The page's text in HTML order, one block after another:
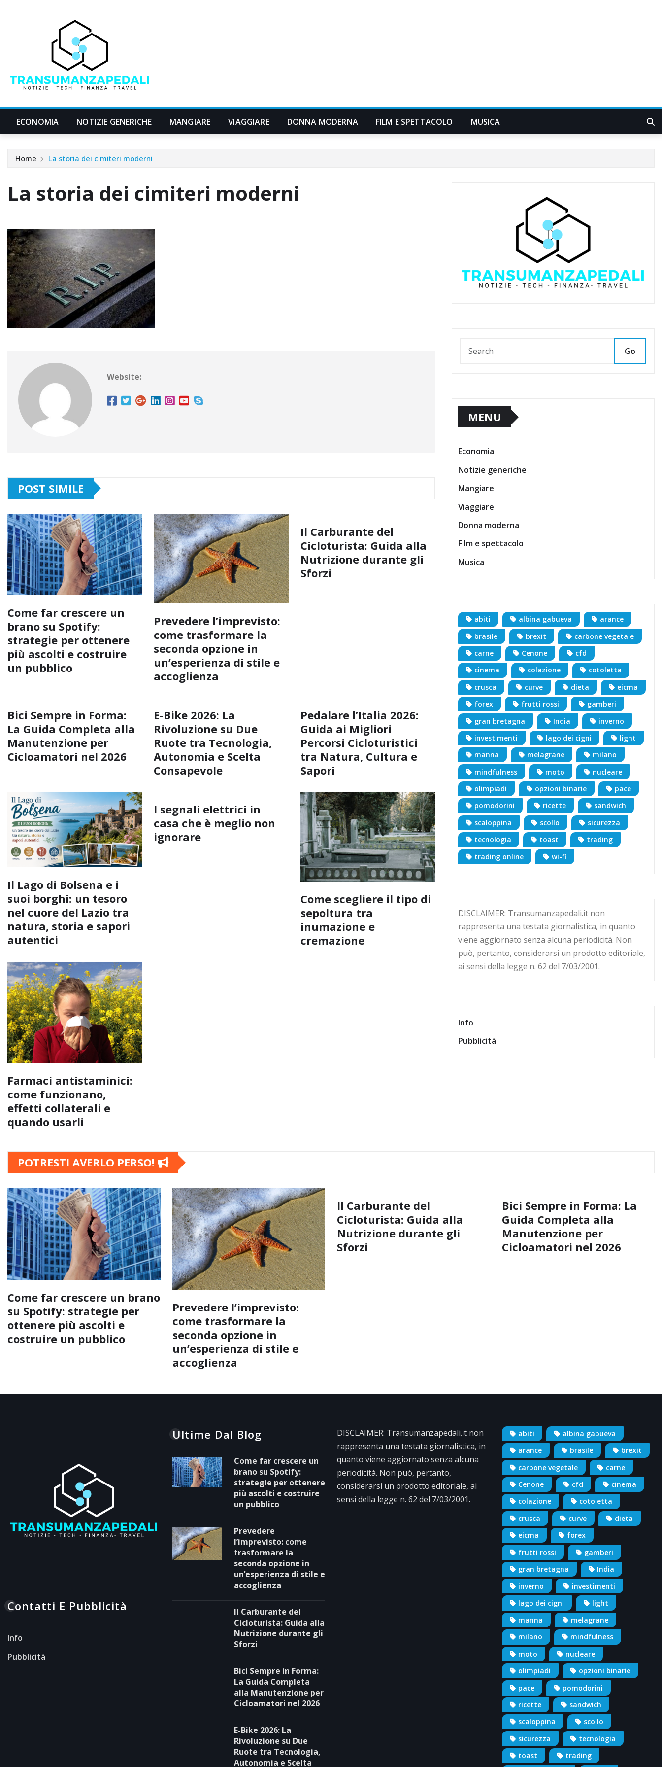
ECONOMIA NOTIZIE GENERICHE MANGIARE VIAGGIARE DONNA MODERNA FILM E SPETTACOLO MUSICA
Home La storia dei cimiteri moderni
La storia dei cimiteri moderni
Website:
POST SIMILE
Come far crescere un
brano su Spotify:
strategie per ottenere
più ascolti e costruire
un pubblico
Prevedere l’imprevisto:
come trasformare la
seconda opzione in
un’esperienza di stile e
accoglienza
Il Carburante del
Cicloturista: Guida alla
Nutrizione durante gli
Sforzi
Bici Sempre in Forma:
La Guida Completa alla
Manutenzione per
Cicloamatori nel 2026
E-Bike 2026: La
Rivoluzione su Due
Ruote tra Tecnologia,
Autonomia e Scelta
Consapevole
Pedalare l’Italia 2026:
Guida ai Migliori
Percorsi Cicloturistici
tra Natura, Cultura e
Sapori
Il Lago di Bolsena e i
suoi borghi: un tesoro
nel cuore del Lazio tra
natura, storia e sapori
autentici
I segnali elettrici in
casa che è meglio non
ignorare
Come scegliere il tipo di
sepoltura tra
inumazione e
cremazione
Farmaci antistaminici:
come funzionano,
effetti collaterali e
quando usarli
Go
MENU
Economia
Notizie generiche
Mangiare
Viaggiare
Donna moderna
Film e spettacolo
Musica
abiti albina gabueva
arance
brasile
brexit
carbone vegetale
carne
Cenone
cfd
cinema
colazione
cotoletta
crusca
curve dieta
eicma
forex
frutti rossi
gamberi
gran bretagna
India
inverno
investimenti
lago dei cigni
light
manna
melagrane
milano
mindfulness
moto
nucleare
olimpiadi
opzioni binarie
pace
pomodorini
ricette
sandwich
scaloppina
scollo
sicurezza
tecnologia
toast
trading
trading online
wi-fi
DISCLAIMER: Transumanzapedali.it non
rappresenta una testata giornalistica, in quanto
viene aggiornato senza alcuna periodicità. Non
può, pertanto, considerarsi un prodotto editoriale,
ai sensi della legge n. 62 del 7/03/2001.
Info
Pubblicità
POTRESTI AVERLO PERSO!
Come far crescere un brano
su Spotify: strategie per
ottenere più ascolti e
costruire un pubblico
Prevedere l’imprevisto:
come trasformare la
seconda opzione in
un’esperienza di stile e
accoglienza
Il Carburante del
Cicloturista: Guida alla
Nutrizione durante gli
Sforzi
Bici Sempre in Forma: La
Guida Completa alla
Manutenzione per
Cicloamatori nel 2026
Contatti E Pubblicità
Info
Pubblicità
Ultime Dal Blog
Come far crescere un
brano su Spotify:
strategie per ottenere
più ascolti e costruire
un pubblico
Prevedere
l’imprevisto: come
trasformare la
seconda opzione in
un’esperienza di stile e
accoglienza
Il Carburante del
Cicloturista: Guida alla
Nutrizione durante gli
Sforzi
Bici Sempre in Forma:
La Guida Completa
alla Manutenzione per
Cicloamatori nel 2026
E-Bike 2026: La
Rivoluzione su Due
Ruote tra Tecnologia,
Autonomia e Scelta
DISCLAIMER: Transumanzapedali.it non
rappresenta una testata giornalistica, in
quanto viene aggiornato senza alcuna
periodicità. Non può, pertanto,
considerarsi un prodotto editoriale, ai
sensi della legge n. 62 del 7/03/2001.
abiti
albina gabueva
arance
brasile
brexit
carbone vegetale
carne
Cenone
cfd
cinema
colazione
cotoletta
crusca
curve
dieta
eicma
forex
frutti rossi
gamberi
gran bretagna
India
inverno
investimenti
lago dei cigni
light
manna
melagrane
milano
mindfulness
moto
nucleare
olimpiadi
opzioni binarie
pace
pomodorini
ricette
sandwich
scaloppina
scollo
sicurezza
tecnologia
toast
trading